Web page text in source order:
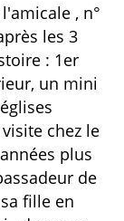
, n°
les 3
: 1er
un mini
chez le
plus
de
fille en